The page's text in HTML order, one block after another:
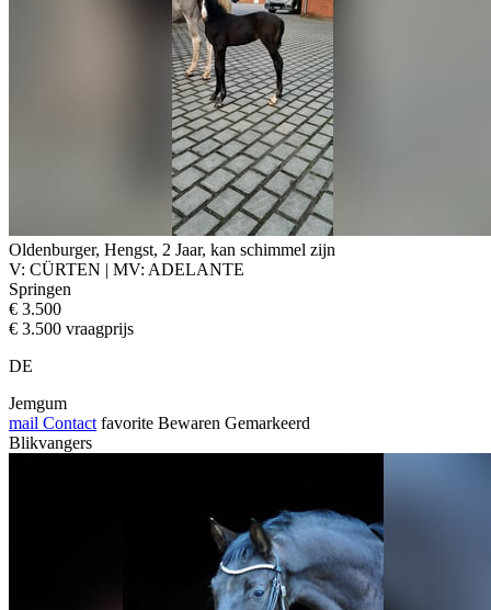
Oldenburger, Hengst, 2 Jaar, kan schimmel zijn
V: CÜRTEN | MV: ADELANTE
Springen
€ 3.500
€ 3.500 vraagprijs
DE
Jemgum
mail Contact favorite Bewaren Gemarkeerd
Blikvangers